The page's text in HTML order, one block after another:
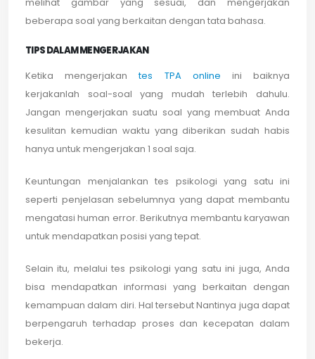
beberapa soal yang berkaitan dengan tata bahasa.
TIPS DALAM MENGERJAKAN
Ketika mengerjakantes TPA online ini baiknya
kerjakanlah soal-soal yang mudah terlebih dahulu.
Jangan mengerjakan suatu soal yang membuat Anda
kesulitan kemudian waktu yang diberikan sudah habis
hanya untuk mengerjakan 1 soal saja.
Keuntungan menjalankan tes psikologi yang satu ini
seperti penjelasan sebelumnya yang dapat membantu
mengatasi human error. Berikutnya membantu karyawan
untuk mendapatkan posisi yang tepat.
Selain itu, melalui tes psikologi yang satu ini juga, Anda
bisa mendapatkan informasi yang berkaitan dengan
kemampuan dalam diri. Hal tersebut Nantinya juga dapat
berpengaruh terhadap proses dan kecepatan dalam
bekerja.